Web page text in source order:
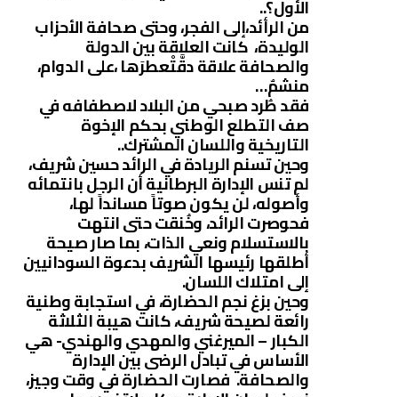
الأول؟..
من الرأئد،إلى الفجر، وحتى صحافة الأحزاب
الوليدة، كانت العلاقة بين الدولة
والصحافة علاقة دقَّتْعطرَها ،على الدوام،
منشمٌ…
فقد طُرد صبحي من البلاد لاصطفافه في
صف التطلع الوطني بحكم الإخوة
التاريخية واللسان المشترك..
وحين تسنم الريادة في الرائد حسين شريف،
لم تنس الإدارة البرطانية أن الرجل بانتمائه
وأصوله، لن يكون صوتاً مسانداً لها،
فحوصرت الرائد، وخُنقت حتى انتهت
بالاستسلام ونعي الذات، بما صار صيحة
أطلقها رئيسها الشريف بدعوة السودانيين
إلى امتلاك اللسان.
وحين بزغ نجم الحضارة، في استجابة وطنية
رائعة لصيحة شريف، كانت هيبة الثلاثة
الكبار – الميرغني والمهدي والهندي- هي
الأساس في تبادل الرضى بين الإدارة
والصحافة. فصارت الحضارة في وقت وجيز،